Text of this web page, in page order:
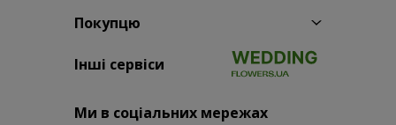
Покупцю
Інші сервіси
Ми в соціальних мережах